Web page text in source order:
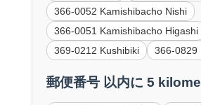
366-0052 Kamishibacho Nishi
366-0051 Kamishibacho Higashi
369-0212 Kushibiki
366-0829
郵便番号 以内に 5